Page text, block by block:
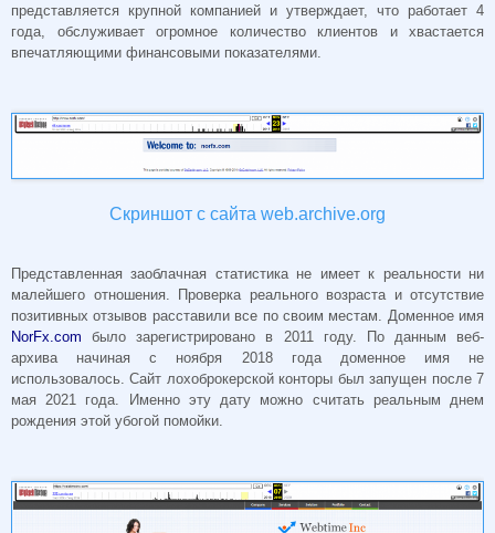
представляется крупной компанией и утверждает, что работает 4
года, обслуживает огромное количество клиентов и хвастается
впечатляющими финансовыми показателями.
Скриншот с сайта web.archive.org
Представленная заоблачная статистика не имеет к реальности ни
малейшего отношения. Проверка реального возраста и отсутствие
позитивных отзывов расставили все по своим местам. Доменное имя
NorFx.com было зарегистрировано в 2011 году. По данным веб-
архива начиная с ноября 2018 года доменное имя не
использовалось. Сайт лохоброкерской конторы был запущен после 7
мая 2021 года. Именно эту дату можно считать реальным днем
рождения этой убогой помойки.